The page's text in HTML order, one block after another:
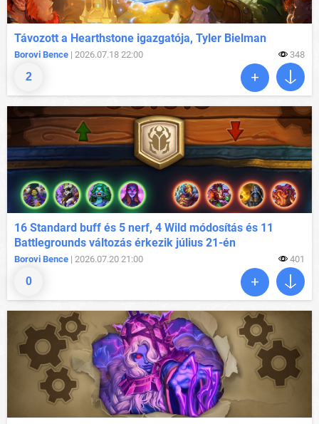
2
Távozott a Hearthstone igazgatója, Tyler Bielman
Borovi Bence | 2026.07.18 22:00 348
0
16 Standard buff és 5 nerf, 4 Wild módosítás és 11
Battlegrounds változás érkezik július 21-én
Borovi Bence | 2026.07.20 21:00 401